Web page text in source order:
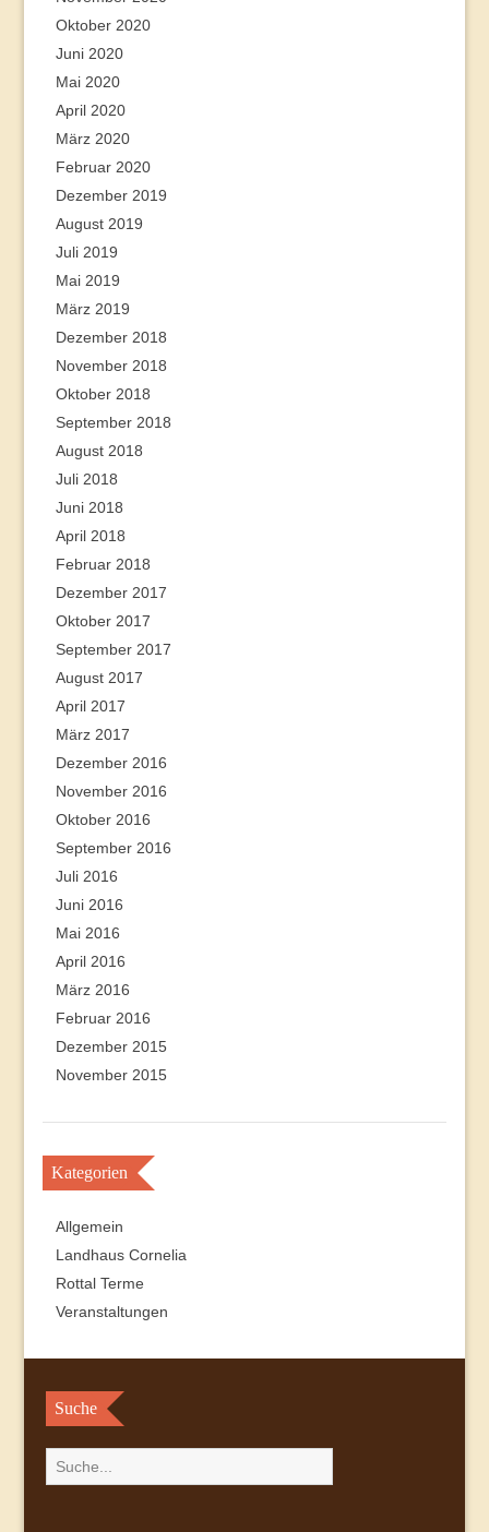
Oktober 2020
Juni 2020
Mai 2020
April 2020
März 2020
Februar 2020
Dezember 2019
August 2019
Juli 2019
Mai 2019
März 2019
Dezember 2018
November 2018
Oktober 2018
September 2018
August 2018
Juli 2018
Juni 2018
April 2018
Februar 2018
Dezember 2017
Oktober 2017
September 2017
August 2017
April 2017
März 2017
Dezember 2016
November 2016
Oktober 2016
September 2016
Juli 2016
Juni 2016
Mai 2016
April 2016
März 2016
Februar 2016
Dezember 2015
November 2015
Kategorien
Allgemein
Landhaus Cornelia
Rottal Terme
Veranstaltungen
Suche